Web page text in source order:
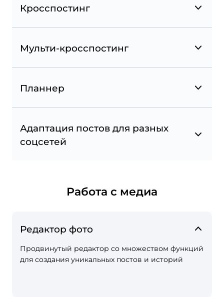
публикациях.
Избранное из Instagram
вдохновляйтесь избранными аккаунтами.
Кросспостинг
Мульти-кросспостинг
Планнер
Адаптация постов для разных
соцсетей
Работа с медиа
Редактор фото
Продвинутый редактор со множеством функций
для создания уникальных постов и историй